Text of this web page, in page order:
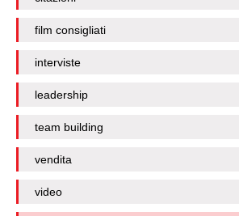
film consigliati
interviste
leadership
team building
vendita
video